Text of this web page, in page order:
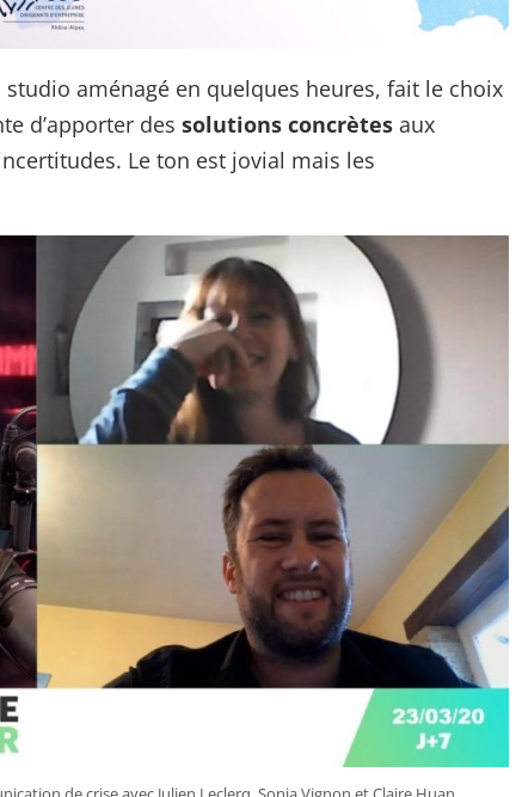
aménagé en quelques heures, fait le choix
d’apporter dessolutions concrètes aux
Le ton est jovial mais les